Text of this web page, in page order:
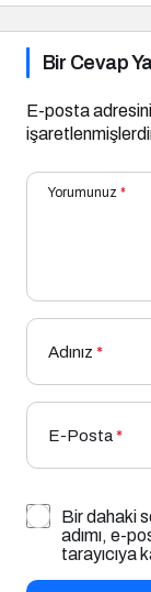
Bir Cevap
E-posta
Yorumunuz *
Adınız *
E-Posta*
Bir dahaki
adımı, e-
tarayıcıya